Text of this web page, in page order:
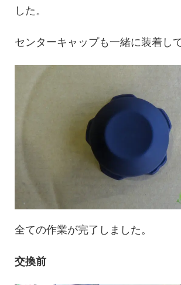
した。
センターキャップも一緒に装着し
全ての作業が完了しました。
交換前